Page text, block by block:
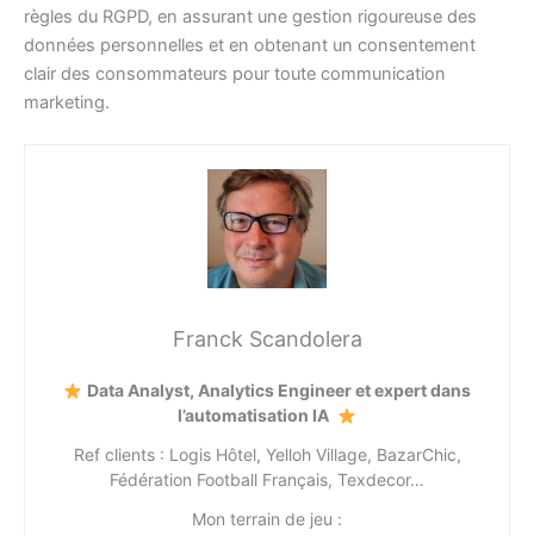
règles du RGPD, en assurant une gestion rigoureuse des
données personnelles et en obtenant un consentement
clair des consommateurs pour toute communication
marketing.
Franck Scandolera
Data Analyst, Analytics Engineer et expert dans
l’automatisation IA
Ref clients : Logis Hôtel, Yelloh Village, BazarChic,
Fédération Football Français, Texdecor…
Mon terrain de jeu :